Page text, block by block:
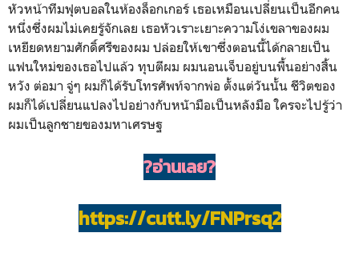
หัวหน้าทีมฟุตบอลในห้องล็อกเกอร์ เธอเหมือนเปลี่ยนเป็นอีกคน
หนึ่งซึ่งผมไม่เคยรู้จักเลย เธอหัวเราะเยาะความโง่เขลาของผม
เหยียดหยามศักดิ์ศรีของผม ปล่อยให้เขาซึ่งตอนนี้ได้กลายเป็น
แฟนใหม่ของเธอไปแล้ว ทุบตีผม ผมนอนเจ็บอยู่บนพื้นอย่างสิ้น
หวัง ต่อมา จู่ๆ ผมก็ได้รับโทรศัพท์จากพ่อ ตั้งแต่วันนั้น ชีวิตของ
ผมก็ได้เปลี่ยนแปลงไปอย่างกับหนัามือเป็นหลังมือ ใครจะไปรู้ว่า
ผมเป็นลูกชายของมหาเศรษฐ
?อ่านเลย?
https://cutt.ly/FNPrsq2